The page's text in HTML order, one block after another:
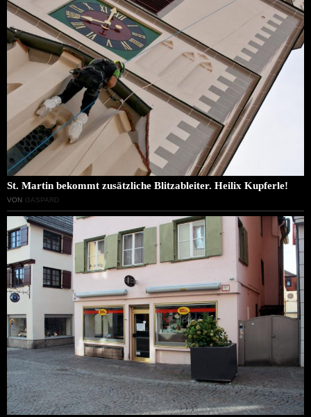
St. Martin bekommt zusätzliche Blitzableiter. Heilix Kupferle!
VON GASPARD